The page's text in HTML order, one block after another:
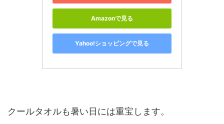
Amazonで見る
Yahoo!ショッピングで見る
クールタオルも暑い日には重宝します。